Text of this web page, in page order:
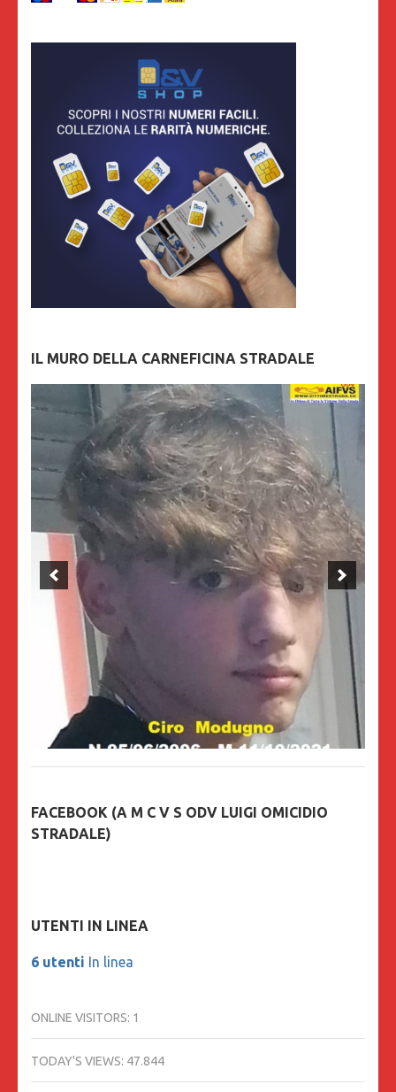
IL MURO DELLA CARNEFICINA STRADALE
FACEBOOK (A M C V S ODV LUIGI OMICIDIO
STRADALE)
UTENTI IN LINEA
6 utenti In linea
ONLINE VISITORS: 1
TODAY'S VIEWS: 47.844